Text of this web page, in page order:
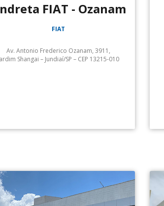
FIAT - Ozanam
FIAT
Av. Antonio Frederico Ozanam, 3911,
Shangai – Jundiaí/SP – CEP 13215-010